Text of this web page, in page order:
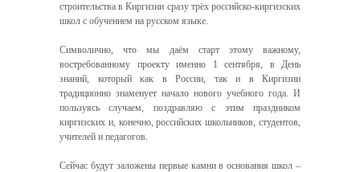
строительства в Киргизии сразу трёх российско-киргизских
школ с обучением на русском языке.
Символично, что мы даём старт этому важному,
востребованному проекту именно 1 сентября, в День
знаний, который как в России, так и в Киргизии
традиционно знаменует начало нового учебного года. И
пользуясь случаем, поздравляю с этим праздником
киргизских и, конечно, российских школьников, студентов,
учителей и педагогов.
Сейчас будут заложены первые камни в основания школ –